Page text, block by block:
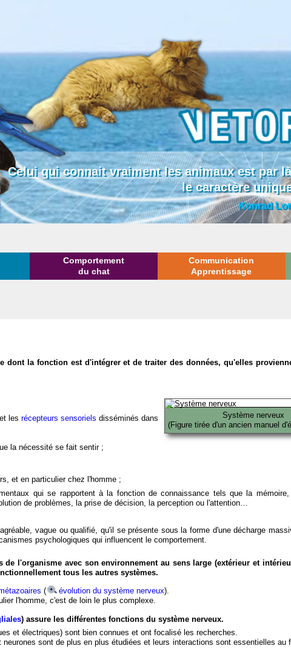
Celui qui connait vraiment les animaux est par
le caractère
Konrad
Comportement
du chat
Communication
Apprentissage
dont la fonction est d'intégrer et de traiter des données, qu'elles
Système nerveux
(Figure tirée d'un ancien manuel
et les récepteurs sensoriels disséminés dans
la nécessité se fait sentir ;
et en particulier chez l'homme ;
qui se rapportent à la fonction de connaissance tels que la
de problèmes, la prise de décision, la perception ou l'attention…
vague ou qualifié, qu'il se présente sous la forme d'une décharge
psychologiques qui influencent le comportement.
de l'organisme avec son environnement au sens large (extérieur et
tous les autres systèmes.
( évolution du système nerveux).
l'homme, c'est de loin le plus complexe.
) assure les différentes fonctions du système nerveux.
et électriques) sont bien connues et ont focalisé les recherches.
sont de plus en plus étudiées et leurs interactions sont essentielles au